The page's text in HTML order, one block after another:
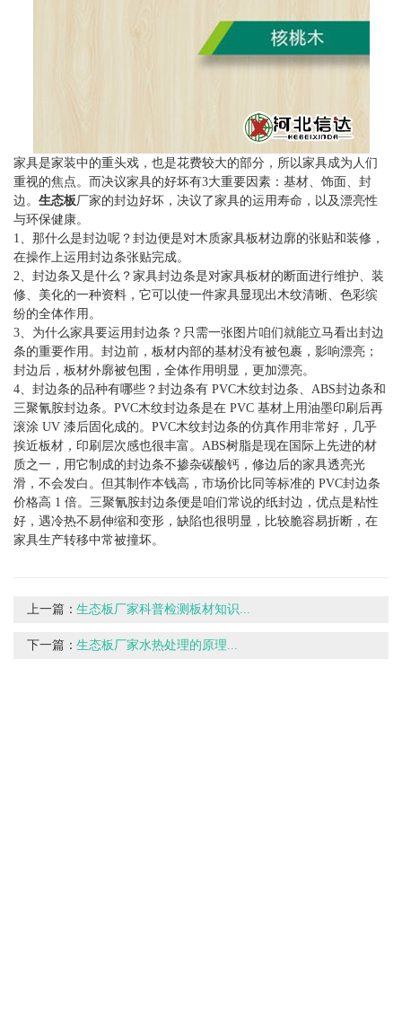
家具是家装中的重头戏，也是花费较大的部分，所以家具成为人们
重视的焦点。而决议家具的好坏有3大重要因素：基材、饰面、封
边。 生态板厂家的封边好坏，决议了家具的运用寿命，以及漂亮性
与环保健康。
1、那什么是封边呢？封边便是对木质家具板材边廓的张贴和装修，
在操作上运用封边条张贴完成。
2、封边条又是什么？家具封边条是对家具板材的断面进行维护、装
修、美化的一种资料，它可以使一件家具显现出木纹清晰、色彩缤
纷的全体作用。
3、为什么家具要运用封边条？只需一张图片咱们就能立马看出封边
条的重要作用。封边前，板材内部的基材没有被包裹，影响漂亮；
封边后，板材外廓被包围，全体作用明显，更加漂亮。
4、封边条的品种有哪些？封边条有 PVC木纹封边条、ABS封边条和
三聚氰胺封边条。PVC木纹封边条是在 PVC 基材上用油墨印刷后再
滚涂 UV 漆后固化成的。PVC木纹封边条的仿真作用非常好，几乎
挨近板材，印刷层次感也很丰富。ABS树脂是现在国际上先进的材
质之一，用它制成的封边条不掺杂碳酸钙，修边后的家具透亮光
滑，不会发白。但其制作本钱高，市场价比同等标准的 PVC封边条
价格高 1 倍。三聚氰胺封边条便是咱们常说的纸封边，优点是粘性
好，遇冷热不易伸缩和变形，缺陷也很明显，比较脆容易折断，在
家具生产转移中常被撞坏。
上一篇：生态板厂家科普检测板材知识...
下一篇：生态板厂家水热处理的原理...